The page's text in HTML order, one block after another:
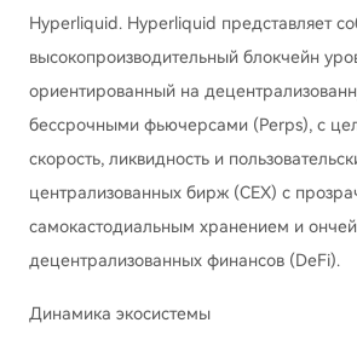
Hyperliquid. Hyperliquid представляет
высокопроизводительный блокчейн
ориентированный на
бессрочными фьючерсами (Perps), с
скорость, ликвидность и
централизованных бирж (CEX) с
самокастодиальным хранением и
децентрализованных финансов (DeFi).
Динамика экосистемы